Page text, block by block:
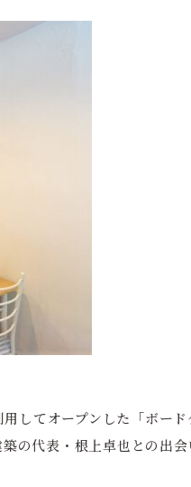
してオープンした「ボー
の代表・根上卓也との出